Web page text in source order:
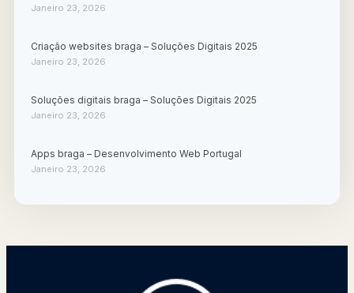
Janeiro 23, 2026
Criação websites braga – Soluções Digitais 2025
Janeiro 23, 2026
Soluções digitais braga – Soluções Digitais 2025
Janeiro 23, 2026
Apps braga – Desenvolvimento Web Portugal
Janeiro 23, 2026